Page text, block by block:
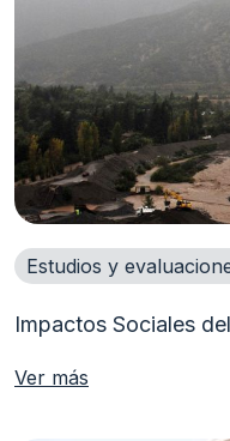
Estudios y
Impactos Sociales
Ver más